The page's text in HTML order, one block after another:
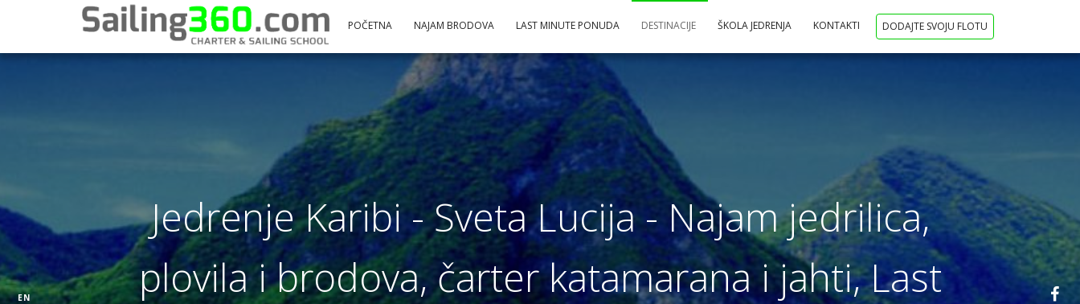
POČETNA NAJAM BRODOVA LAST MINUTE PONUDA DESTINACIJE ŠKOLA JEDRENJA KONTAKTI DODAJTE SVOJU FLOTU
Jedrenje Karibi - Sveta Lucija - Najam jedrilica,
plovila i brodova, čarter katamarana i jahti, Last
EN